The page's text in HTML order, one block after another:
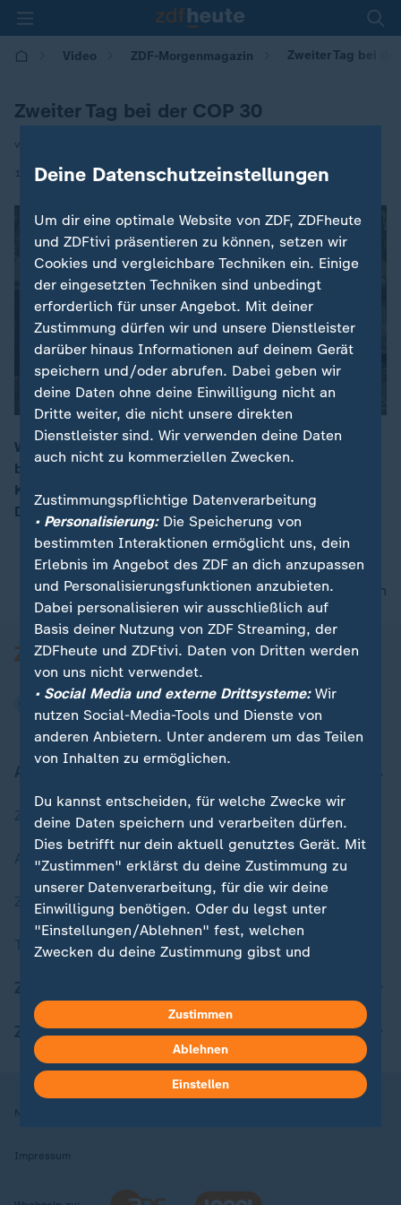
Video ZDF-Morgenmagazin Zweiter Tag bei
Zweiter Tag bei der COP 30
von Elisa Miebach
12.11.2025 | 05:30
Welche Staaten sind am meisten vom Klimawandel
betroffen? Nach einer Studie, die auf der UN-Klima-
Konferenz in Belém vorgestellt wurde, liegt
Deutschland auf Rang 29 von insgesamt 174 Ländern.
nach oben
Zuletzt veröffentlicht
Aktuelle Sendungs-Videos
ZDFheute Stories
Themen im Überblick
ZDFheute Apps
Nutzungsbedingungen
Impressum
Deine Datenschutzeinstellungen
Um dir eine optimale Website von ZDF, ZDFheute
und ZDFtivi präsentieren zu können, setzen wir
Cookies und vergleichbare Techniken ein. Einige
der eingesetzten Techniken sind unbedingt
erforderlich für unser Angebot. Mit deiner
Zustimmung dürfen wir und unsere Dienstleister
darüber hinaus Informationen auf deinem Gerät
speichern und/oder abrufen. Dabei geben wir
deine Daten ohne deine Einwilligung nicht an
Dritte weiter, die nicht unsere direkten
Dienstleister sind. Wir verwenden deine Daten
auch nicht zu kommerziellen Zwecken.
Zustimmungspflichtige Datenverarbeitung
• Personalisierung:Die Speicherung von
bestimmten Interaktionen ermöglicht uns, dein
Erlebnis im Angebot des ZDF an dich anzupassen
und Personalisierungsfunktionen anzubieten.
Dabei personalisieren wir ausschließlich auf
Basis deiner Nutzung von ZDF Streaming, der
ZDFheute und ZDFtivi. Daten von Dritten werden
von uns nicht verwendet.
• Social Media und externe Drittsysteme:Wir
nutzen Social-Media-Tools und Dienste von
anderen Anbietern. Unter anderem um das Teilen
von Inhalten zu ermöglichen.
Du kannst entscheiden, für welche Zwecke wir
deine Daten speichern und verarbeiten dürfen.
Dies betrifft nur dein aktuell genutztes Gerät. Mit
"Zustimmen" erklärst du deine Zustimmung zu
unserer Datenverarbeitung, für die wir deine
Einwilligung benötigen. Oder du legst unter
"Einstellungen/Ablehnen" fest, welchen
Zwecken du deine Zustimmung gibst und
in deinen Einstellungen widerrufen oder ändern.
Hier findest du das Impressum.
Weitere Informationen findest du in unserer
Datenschutzerklärung.
Zustimmen
Ablehnen
Einstellen